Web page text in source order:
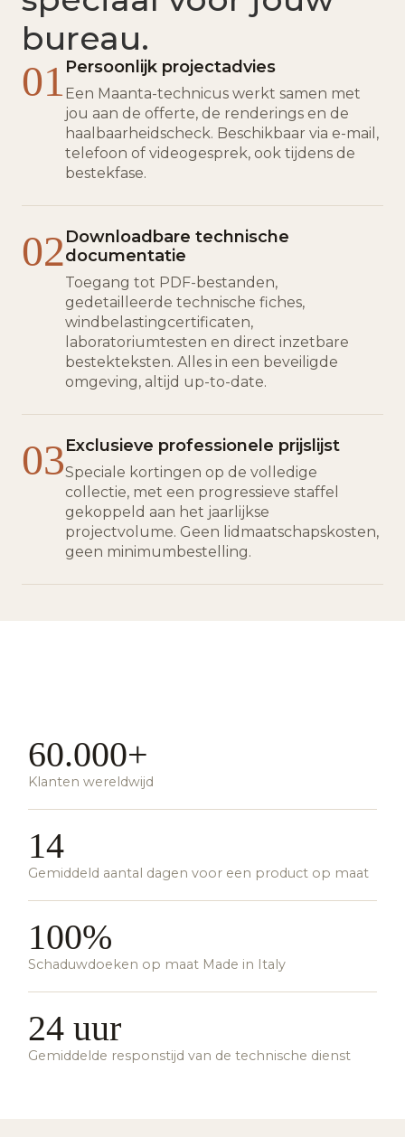
bureau.
01 Persoonlijk projectadvies
Een Maanta-technicus werkt samen met
jou aan de offerte, de renderings en de
haalbaarheidscheck. Beschikbaar via e-mail,
telefoon of videogesprek, ook tijdens de
bestekfase.
02Downloadbare technische
documentatie
Toegang tot PDF-bestanden,
gedetailleerde technische fiches,
windbelastingcertificaten,
laboratoriumtesten en direct inzetbare
bestekteksten. Alles in een beveiligde
omgeving, altijd up-to-date.
03Exclusieve professionele prijslijst
Speciale kortingen op de volledige
collectie, met een progressieve staffel
gekoppeld aan het jaarlijkse
projectvolume. Geen lidmaatschapskosten,
geen minimumbestelling.
60.000+
Klanten wereldwijd
14
Gemiddeld aantal dagen voor een product op maat
100%
Schaduwdoeken op maat Made in Italy
24 uur
Gemiddelde responstijd van de technische dienst